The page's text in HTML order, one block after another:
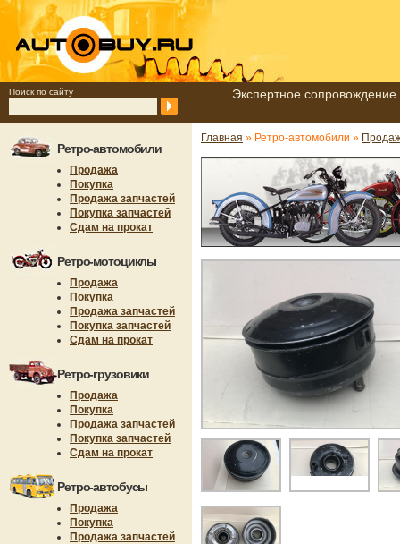
Поиск по сайту Экспертное
Ретро-автомобили
Продажа
Покупка
Продажа запчастей
Покупка запчастей
Сдам на прокат
Ретро-мотоциклы
Продажа
Покупка
Продажа запчастей
Покупка запчастей
Сдам на прокат
Ретро-грузовики
Продажа
Покупка
Продажа запчастей
Покупка запчастей
Сдам на прокат
Ретро-автобусы
Продажа
Покупка
Продажа запчастей
Главная » Ретро-автомобили »